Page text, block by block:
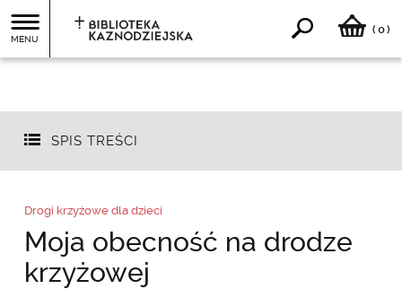
MENU
( 0)
SPIS TREŚCI
Drogi krzyżowe dla dzieci
Moja obecność na drodze
krzyżowej